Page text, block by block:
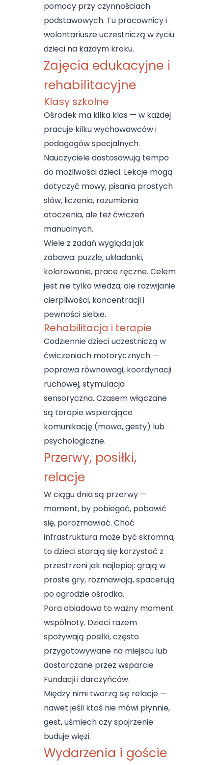
pomocy przy czynnościach
podstawowych. Tu pracownicy i
wolontariusze uczestniczą w życiu
dzieci na każdym kroku.
Zajęcia edukacyjne i
rehabilitacyjne
Klasy szkolne
Ośrodek ma kilka klas — w każdej
pracuje kilku wychowawców i
pedagogów specjalnych.
Nauczyciele dostosowują tempo
do możliwości dzieci. Lekcje mogą
dotyczyć mowy, pisania prostych
słów, liczenia, rozumienia
otoczenia, ale też ćwiczeń
manualnych.
Wiele z zadań wygląda jak
zabawa: puzzle, układanki,
kolorowanie, prace ręczne. Celem
jest nie tylko wiedza, ale rozwijanie
cierpliwości, koncentracji i
pewności siebie.
Rehabilitacja i terapie
Codziennie dzieci uczestniczą w
ćwiczeniach motorycznych —
poprawa równowagi, koordynacji
ruchowej, stymulacja
sensoryczna. Czasem włączane
są terapie wspierające
komunikację (mowa, gesty) lub
psychologiczne.
Przerwy, posiłki,
relacje
W ciągu dnia są przerwy —
moment, by pobiegać, pobawić
się, porozmawiać. Choć
infrastruktura może być skromna,
to dzieci starają się korzystać z
przestrzeni jak najlepiej: grają w
proste gry, rozmawiają, spacerują
po ogrodzie ośrodka.
Pora obiadowa to ważny moment
wspólnoty. Dzieci razem
spożywają posiłki, często
przygotowywane na miejscu lub
dostarczane przez wsparcie
Fundacji i darczyńców.
Między nimi tworzą się relacje —
nawet jeśli ktoś nie mówi płynnie,
gest, uśmiech czy spojrzenie
buduje więzi.
Wydarzenia i goście